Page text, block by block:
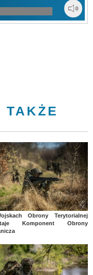
TAKŻE
Obrony Terytorialnej
Komponent Obrony